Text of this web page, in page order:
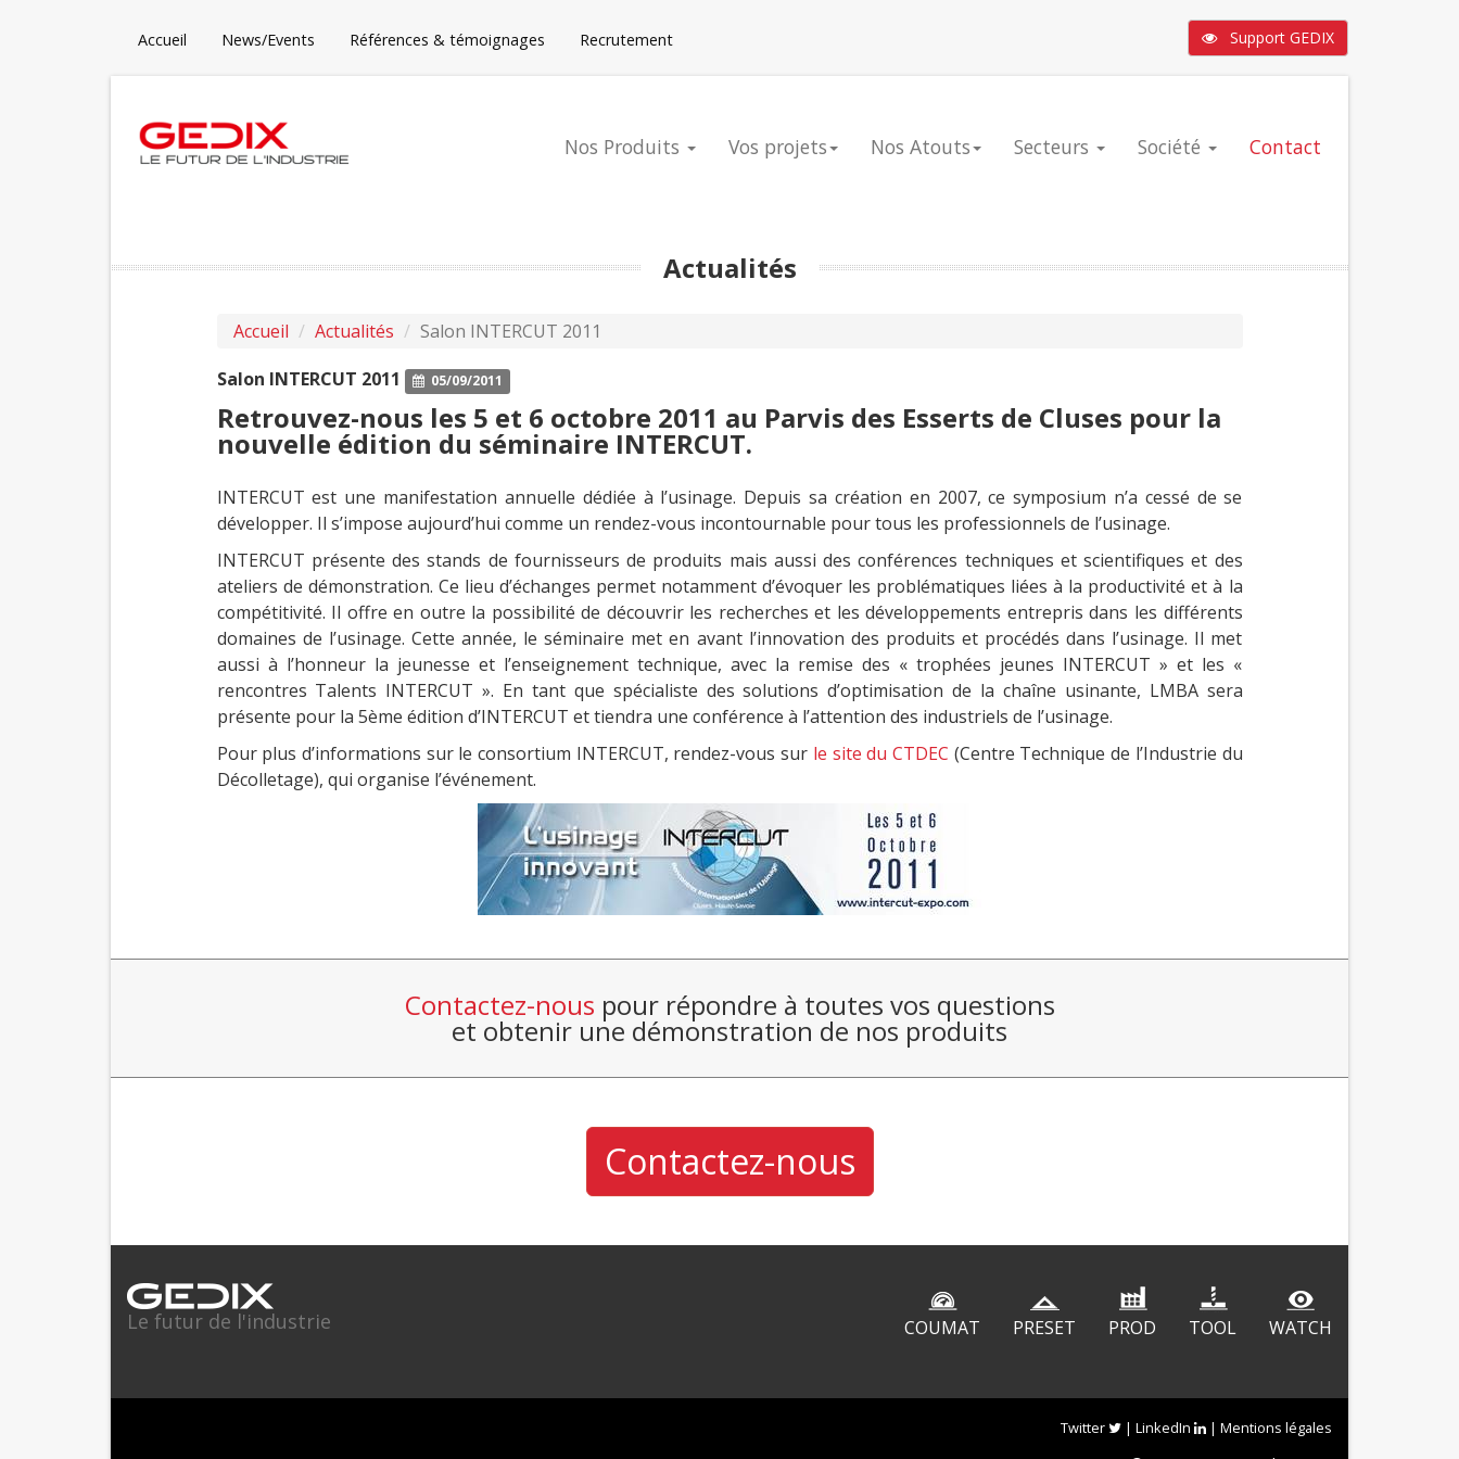
Accueil News/Events Références & témoignages Recrutement Support GEDIX
Nos Produits Vos projets Nos Atouts Secteurs Société Contact
Actualités
Accueil Actualités
Salon INTERCUT 2011
Salon INTERCUT 2011
05/09/2011
Retrouvez-nous les 5 et 6 octobre 2011 au Parvis des Esserts de Cluses pour la
nouvelle édition du séminaire INTERCUT.
INTERCUT est une manifestation annuelle dédiée à l’usinage. Depuis sa création en 2007, ce symposium n’a cessé de se
développer. Il s’impose aujourd’hui comme un rendez-vous incontournable pour tous les professionnels de l’usinage.
INTERCUT présente des stands de fournisseurs de produits mais aussi des conférences techniques et scientifiques et des
ateliers de démonstration. Ce lieu d’échanges permet notamment d’évoquer les problématiques liées à la productivité et à la
compétitivité. Il offre en outre la possibilité de découvrir les recherches et les développements entrepris dans les différents
domaines de l’usinage. Cette année, le séminaire met en avant l’innovation des produits et procédés dans l’usinage. Il met
aussi à l’honneur la jeunesse et l’enseignement technique, avec la remise des « trophées jeunes INTERCUT » et les «
rencontres Talents INTERCUT ». En tant que spécialiste des solutions d’optimisation de la chaîne usinante, LMBA sera
présente pour la 5ème édition d’INTERCUT et tiendra une conférence à l’attention des industriels de l’usinage.
Pour plus d’informations sur le consortium INTERCUT, rendez-vous sur le site du CTDEC (Centre Technique de l’Industrie du
Décolletage), qui organise l’événement.
Contactez-nous pour répondre à toutes vos questions
et obtenir une démonstration de nos produits
Contactez-nous
Le futur de l'industrie COUMAT PRESET PROD TOOL WATCH
Twitter | LinkedIn | Mentions légales